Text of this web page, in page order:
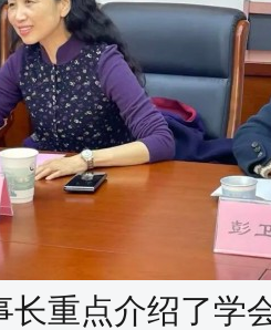
重点介绍了学